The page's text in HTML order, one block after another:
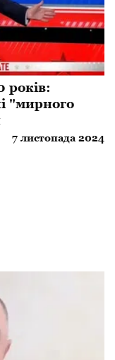
років:
"мирного
7 листопада 2024